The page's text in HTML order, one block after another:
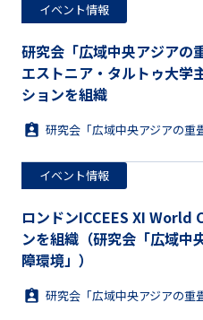
イベント情報
研究会「広域中央アジアの
エストニア・タルトゥ大学
ションを組織
研究会「広域中央アジアの重
イベント情報
ロンドンICCEES XI World
ンを組織（研究会「広域中
障環境」）
研究会「広域中央アジアの重